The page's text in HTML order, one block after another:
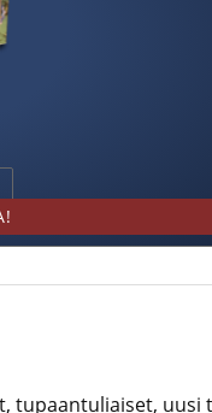
tupaantuliaiset, uusi